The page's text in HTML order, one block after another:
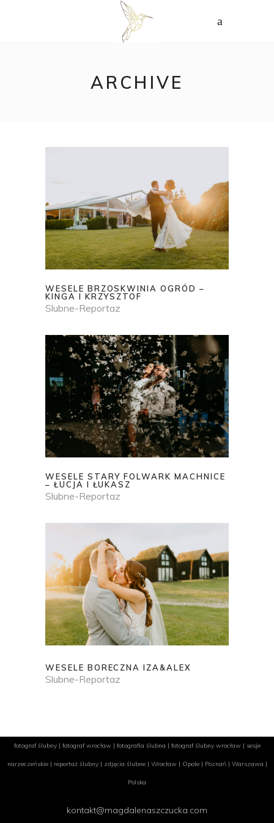
ARCHIVE
WESELE BRZOSKWINIA OGRÓD –
KINGA I KRZYSZTOF
Slubne-Reportaz
WESELE STARY FOLWARK MACHNICE
– ŁUCJA I ŁUKASZ
Slubne-Reportaz
WESELE BORECZNA IZA&ALEX
Slubne-Reportaz
fotograf ślubny | fotograf wrocław | fotografia ślubna | fotograf ślubny wrocław | sesje
narzeczeńskie | reportaż ślubny | zdjęcia ślubne | Wrocław | Opole | Poznań | Warszawa |
Polska
kontakt@magdalenaszczucka.com